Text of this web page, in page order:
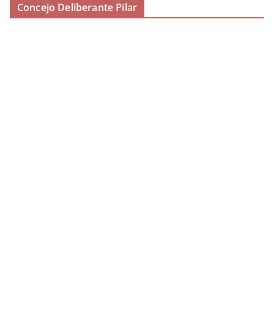
Concejo Deliberante Pilar